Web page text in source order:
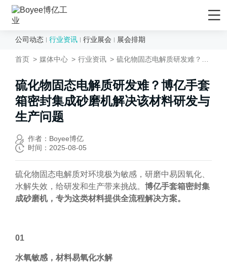
首页
产品/解决方案
应用领域
先进材料
矿物&矿产
陶瓷
化妆品
农药
食品行业
钠电池
服务支持
售后服务
售前服务
资料下载
技术视频
供应商自荐
媒体中心
公司动态
行业展会
展会排期
联系我们
公司动态 行业资讯 行业展会 展会排期
首页 媒体中心 行业资讯
硫化物固态电解质研发难？博亿手套
箱密封集成砂磨机解决该材料研发与
生产问题
作者：Boyee博亿
时间：2025-08-05
硫化物固态电解质对环境极为敏感，研磨中易因氧化、
水解失效，给研发和生产带来挑战。 博亿手套箱密封集
成砂磨机，专为这类材料提供全流程解决方案。
01
水氧敏感，材料易氧化水解